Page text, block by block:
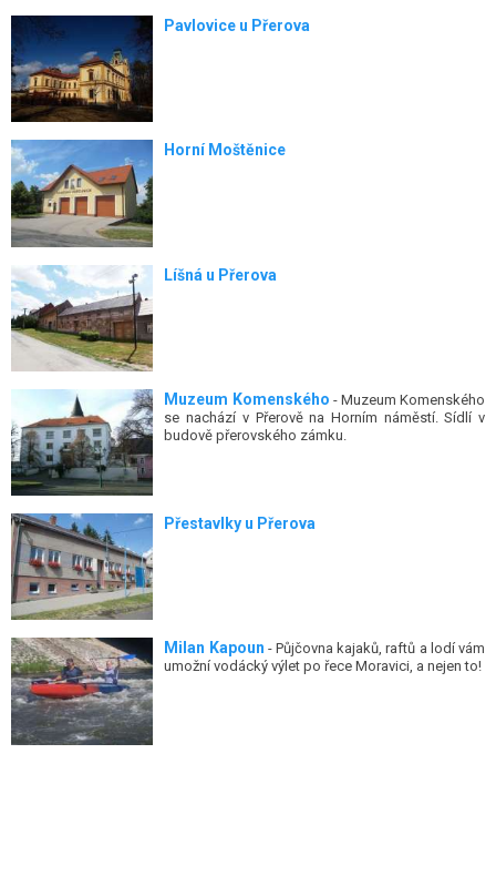
Pavlovice u Přerova
Horní Moštěnice
Líšná u Přerova
Muzeum Komenského - Muzeum Komenského
se nachází v Přerově na Horním náměstí. Sídlí v
budově přerovského zámku.
Přestavlky u Přerova
Milan Kapoun - Půjčovna kajaků, raftů a lodí vám
umožní vodácký výlet po řece Moravici, a nejen to!